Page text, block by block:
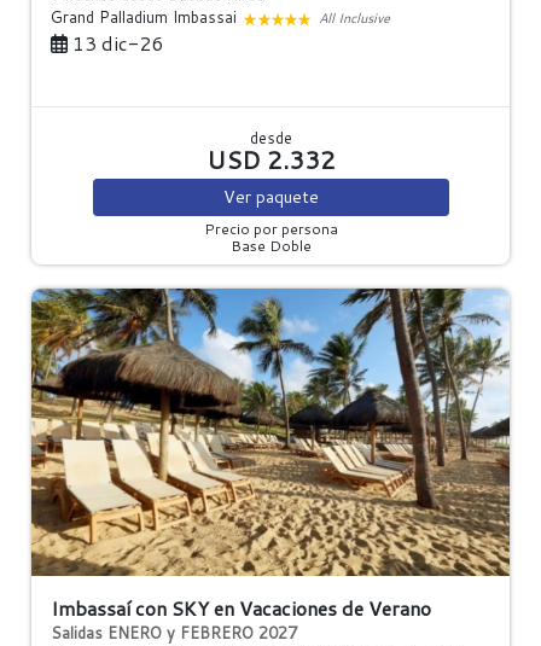
Grand Palladium Imbassai
All Inclusive
13 dic-26
desde
USD 2.332
Ver paquete
Precio por persona
Base Doble
Imbassaí con SKY en Vacaciones de Verano
Salidas ENERO y FEBRERO 2027